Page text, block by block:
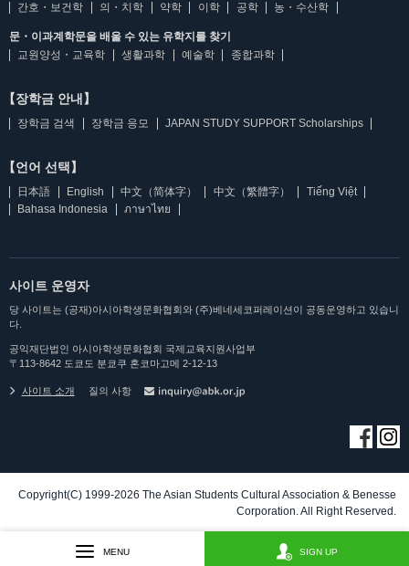
간호・보건학
의・치학 약학 이학 공학 농・수산학
문・이과계학문을 배울 수 있는 유학지를 찾기
교원양성・교육학
생활과학 예술학 종합과학
【장학금 안내】
장학금 검색 장학금 응모 JAPAN STUDY SUPPORT Scholarships
【언어 선택】
日本語 English 中文（简体字） 中文（繁體字）
Tiếng Việt
Bahasa Indonesia
ภาษาไทย
사이트 운영자
당 사이트는 (공재)아시아학생문화협회와 (주)베네세코퍼레이션이 공동운영하고 있습니
다.
공익재단법인 아시아학생문화협회 국제교육지원사업부
〒113-8642 도쿄도 분쿄쿠 혼코마고메 2-12-13
사이트 소개 질의 사항
Copyright(C) 1999-2026 The Asian Students Cultural Association & Benesse
Corporation. All Right Reserved.
MENU SIGN UP